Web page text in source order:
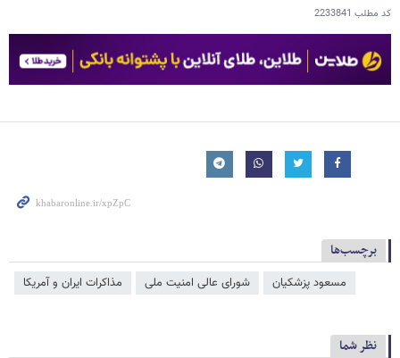
کد مطلب 2233841
برچسب‌ها
مسعود پزشکیان شورای عالی امنیت ملی مذاکرات ایران و آمریکا
نظر شما